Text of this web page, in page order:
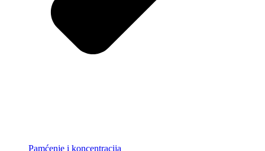
Pamćenje i koncentracija